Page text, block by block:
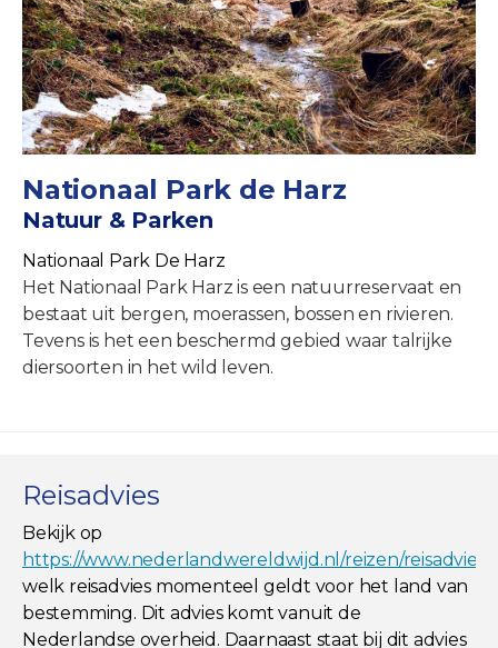
Nationaal Park de Harz
Natuur & Parken
Nationaal Park De Harz
Het Nationaal Park Harz is een natuurreservaat en
bestaat uit bergen, moerassen, bossen en rivieren.
Tevens is het een beschermd gebied waar talrijke
diersoorten in het wild leven.
Reisadvies
Bekijk op
https://www.nederlandwereldwijd.nl/reizen/
welk reisadvies momenteel geldt voor het land van
bestemming. Dit advies komt vanuit de
Nederlandse overheid. Daarnaast staat bij dit advies